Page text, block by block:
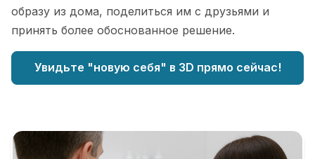
образу из дома, поделиться им с друзьями и
принять более обоснованное решение.
Увидьте "новую себя" в 3D прямо сейчас!